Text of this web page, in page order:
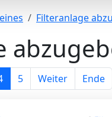
Filteranlage
5 Weiter Ende